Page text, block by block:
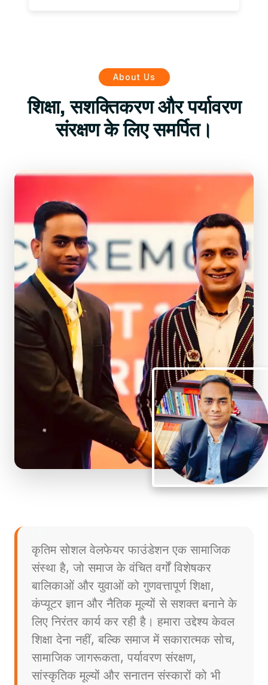
About Us
शिक्षा, सशक्तिकरण और पर्यावरण
संरक्षण के लिए समर्पित।
कृतिम सोशल वेलफेयर फाउंडेशन एक सामाजिक
संस्था है, जो समाज के वंचित वर्गों विशेषकर
बालिकाओं और युवाओं को गुणवत्तापूर्ण शिक्षा,
कंप्यूटर ज्ञान और नैतिक मूल्यों से सशक्त बनाने के
लिए निरंतर कार्य कर रही है। हमारा उद्देश्य केवल
शिक्षा देना नहीं, बल्कि समाज में सकारात्मक सोच,
सामाजिक जागरूकता, पर्यावरण संरक्षण,
सांस्कृतिक मूल्यों और सनातन संस्कारों को भी